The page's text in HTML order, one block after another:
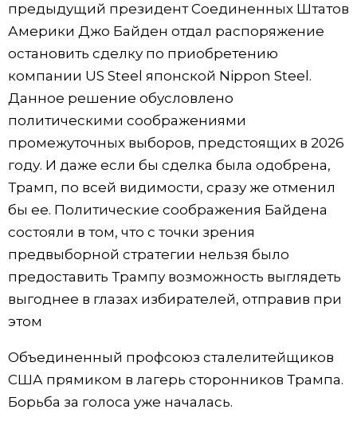
предыдущий президент Соединенных Штатов
Америки Джо Байден отдал распоряжение
остановить сделку по приобретению
компании US Steel японской Nippon Steel.
Данное решение обусловлено
политическими соображениями
промежуточных выборов, предстоящих в 2026
году. И даже если бы сделка была одобрена,
Трамп, по всей видимости, сразу же отменил
бы ее. Политические соображения Байдена
состояли в том, что с точки зрения
предвыборной стратегии нельзя было
предоставить Трампу возможность выглядеть
выгоднее в глазах избирателей, отправив при
этом
Объединенный профсоюз сталелитейщиков
США прямиком в лагерь сторонников Трампа.
Борьба за голоса уже началась.